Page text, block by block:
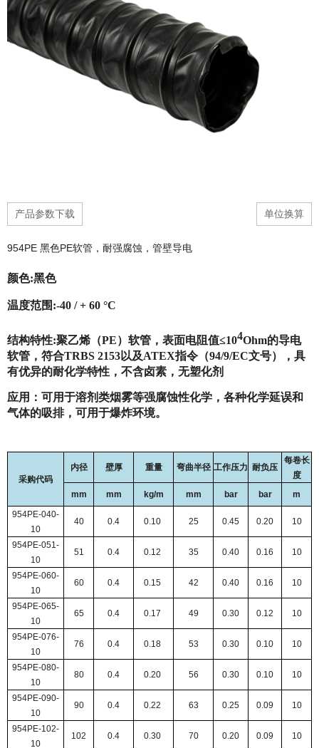
产品参数下载 单位换算
954PE 黑色PE软管，耐强腐蚀，管壁导电
颜色:黑色
温度范围 :-40 / + 60 °C
结构特性:聚乙烯（PE）软管，表面电阻值≤104Ohm的导电
软管，符合TRBS 2153以及ATEX指令（94/9/EC文号），具
有优异的耐化学特性，不含卤素，无塑化剂
应用：可用于溶剂类烟雾等强腐蚀性化学，各种化学延误和
气体的吸排，可用于爆炸环境。
采购代码
内径 壁厚 重量 弯曲半径 工作压力 耐负压
每卷长
度
mm
mm kg/m mm bar bar
m
954PE-040-
10
40 0.4 0.10 25 0.45 0.20 10
954PE-051-
10
51 0.4 0.12 35 0.40 0.16 10
954PE-060-
10
60 0.4 0.15 42 0.40 0.16 10
954PE-065-
10
65 0.4 0.17 49 0.30 0.12 10
954PE-076-
10
76 0.4 0.18 53 0.30 0.10 10
954PE-080-
10
80 0.4 0.20 56 0.30 0.10 10
954PE-090-
10
90 0.4 0.22 63 0.25 0.09 10
954PE-102-
10
102 0.4 0.30 70 0.20 0.09 10